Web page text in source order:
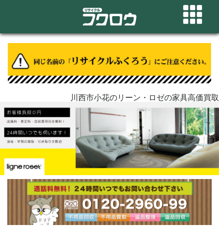
川西市小花のリーン・ロゼの家具高価買取